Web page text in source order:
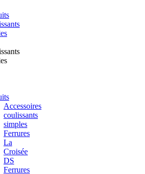
Accessoires
coulissants
simples
Ferrures
La
Croisée
DS
Ferrures